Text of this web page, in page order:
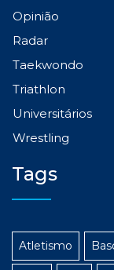
Opinião
Radar
Taekwondo
Triathlon
Universitários
Wrestling
Tags
Atletismo